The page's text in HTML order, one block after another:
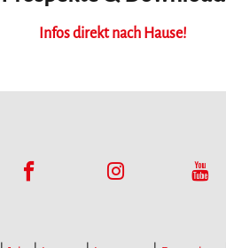
Infos direkt nach Hause!